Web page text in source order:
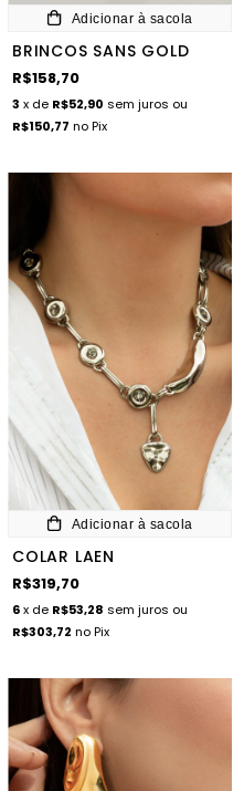
Adicionar à sacola
BRINCOS SANS GOLD
R$158,70
3 x de R$52,90 sem juros ou
R$150,77 no Pix
Adicionar à sacola
COLAR LAEN
R$319,70
6x de R$53,28 sem juros ou
R$303,72 no Pix